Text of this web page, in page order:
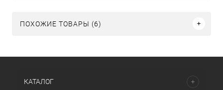
ПОХОЖИЕ ТОВАРЫ (6)
КАТАЛОГ